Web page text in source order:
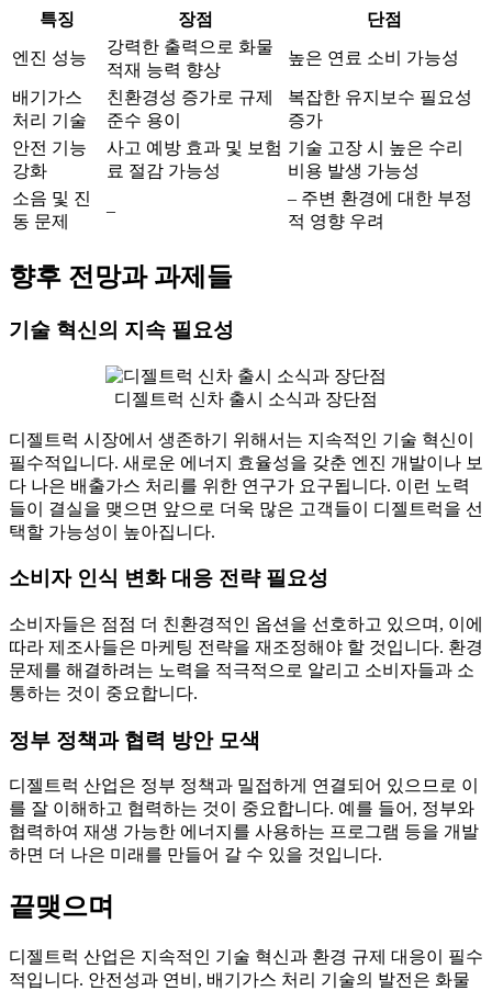
특징 장점 단점
엔진 성능
강력한 출력으로 화물
적재 능력 향상
높은 연료 소비 가능성
배기가스
처리 기술
친환경성 증가로 규제
준수 용이
복잡한 유지보수 필요성
증가
안전 기능
강화
사고 예방 효과 및 보험
료 절감 가능성
기술 고장 시 높은 수리
비용 발생 가능성
소음 및 진
동 문제
–
– 주변 환경에 대한 부정
적 영향 우려
향후 전망과 과제들
기술 혁신의 지속 필요성
디젤트럭 신차 출시 소식과 장단점
디젤트럭 시장에서 생존하기 위해서는 지속적인 기술 혁신이
필수적입니다. 새로운 에너지 효율성을 갖춘 엔진 개발이나 보
다 나은 배출가스 처리를 위한 연구가 요구됩니다. 이런 노력
들이 결실을 맺으면 앞으로 더욱 많은 고객들이 디젤트럭을 선
택할 가능성이 높아집니다.
소비자 인식 변화 대응 전략 필요성
소비자들은 점점 더 친환경적인 옵션을 선호하고 있으며, 이에
따라 제조사들은 마케팅 전략을 재조정해야 할 것입니다. 환경
문제를 해결하려는 노력을 적극적으로 알리고 소비자들과 소
통하는 것이 중요합니다.
정부 정책과 협력 방안 모색
디젤트럭 산업은 정부 정책과 밀접하게 연결되어 있으므로 이
를 잘 이해하고 협력하는 것이 중요합니다. 예를 들어, 정부와
협력하여 재생 가능한 에너지를 사용하는 프로그램 등을 개발
하면 더 나은 미래를 만들어 갈 수 있을 것입니다.
끝맺으며
디젤트럭 산업은 지속적인 기술 혁신과 환경 규제 대응이 필수
적입니다. 안전성과 연비, 배기가스 처리 기술의 발전은 화물